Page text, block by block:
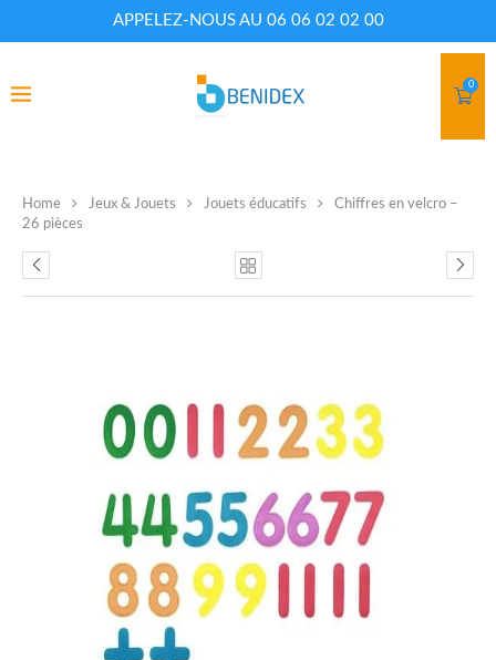
APPELEZ-NOUS AU 06 06 02 02 00
0
Home Jeux & Jouets Jouets éducatifs
Chiffres en velcro –
26 pièces